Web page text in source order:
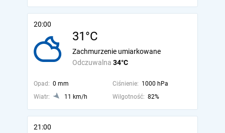
20:00
31°C
Odczuwalna 34°C
Zachmurzenie umiarkowane
Opad: 0 mm Ciśnienie: 1000 hPa
Wiatr:
11 km/h Wilgotność: 82%
21:00